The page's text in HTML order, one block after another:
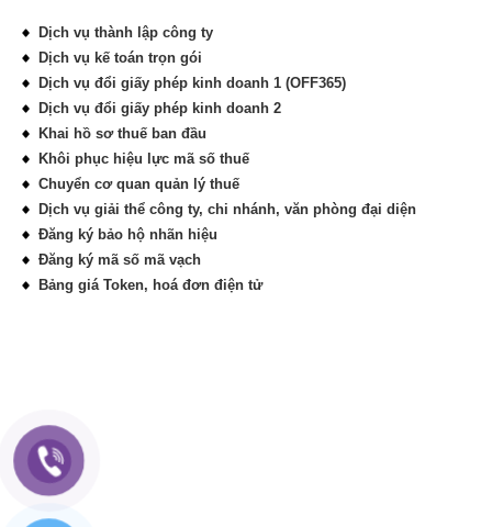
Dịch vụ thành lập công ty
Dịch vụ kế toán trọn gói
Dịch vụ đổi giấy phép kinh doanh 1 (OFF365)
Dịch vụ đổi giấy phép kinh doanh 2
Khai hồ sơ thuế ban đầu
Khôi phục hiệu lực mã số thuế
Chuyển cơ quan quản lý thuế
Dịch vụ giải thể công ty, chi nhánh, văn phòng đại diện
Đăng ký bảo hộ nhãn hiệu
Đăng ký mã số mã vạch
Bảng giá Token, hoá đơn điện tử